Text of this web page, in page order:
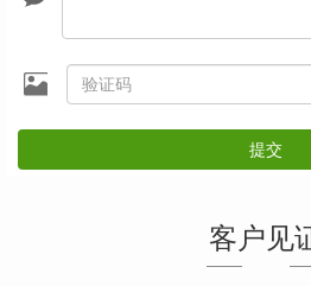
提交
客户见